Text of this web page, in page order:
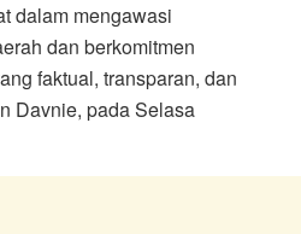
dalam mengawasi
dan berkomitmen
faktual, transparan, dan
Davnie, pada Selasa